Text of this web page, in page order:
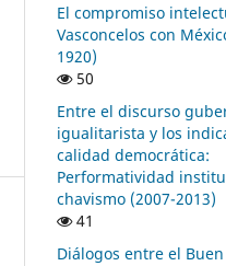
El compromiso
Vasconcelos con
1920)
50
Entre el discurso
igualitarista y los
calidad democrática:
Performatividad
chavismo (2007-2013)
41
Diálogos entre el